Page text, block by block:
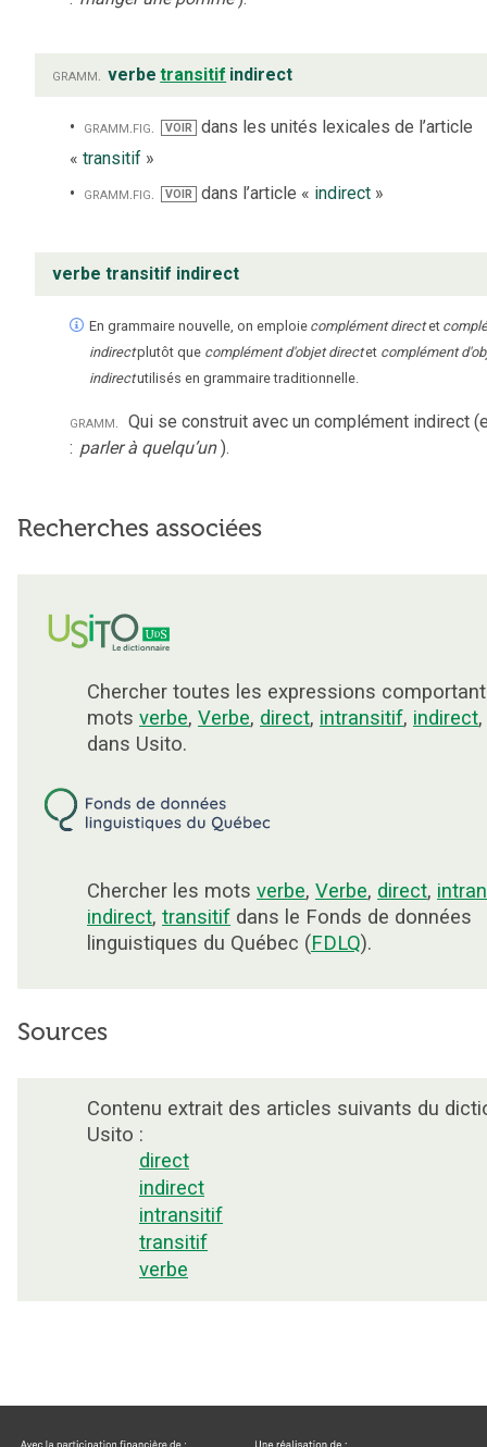
gramm. verbe transitif indirect
gramm.fig. VOIR dans les unités lexicales de l’article
« transitif »
gramm. fig. VOIR dans l’article « indirect»
verbe transitif indirect
En grammaire nouvelle, on emploie complément directet
indirectplutôt que complément d'objet directet complément
indirectutilisés en grammaire traditionnelle.
gramm.
Qui se construit avec un complément indirect
: parler à quelqu’un).
Recherches associées
Chercher toutes les expressions
mots verbe, Verbe, direct, intransitif, indirect,
dans Usito.
Chercher les mots verbe, Verbe, direct,
indirect, transitif dans le Fonds de données
linguistiques du Québec (FDLQ).
Sources
Contenu extrait des articles suivants du
Usito :
direct
indirect
intransitif
transitif
verbe